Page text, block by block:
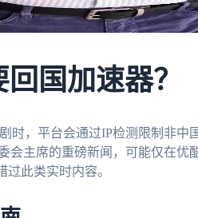
国加速器？
时，平台会通过IP检测限制非中
会主席的重磅新闻，可能仅在优
过此类实时内容。